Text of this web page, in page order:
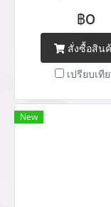
ช่อง
฿0
สั่งซื้อสิน
เปรียบเที
New